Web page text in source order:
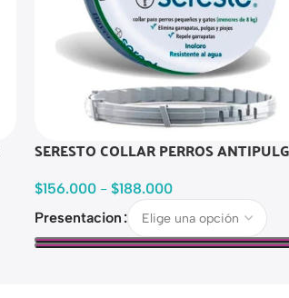
SERESTO COLLAR PERROS
$156.000 - $188.000
Presentacion